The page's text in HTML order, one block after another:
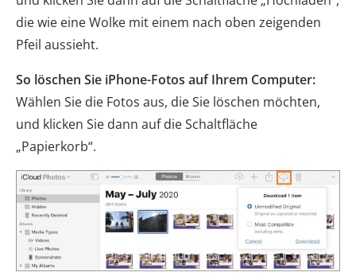
die wie eine Wolke mit einem nach oben zeigenden
Pfeil aussieht.
So löschen Sie iPhone-Fotos auf Ihrem Computer:
Wählen Sie die Fotos aus, die Sie löschen möchten,
und klicken Sie dann auf die Schaltfläche
„Papierkorb“.